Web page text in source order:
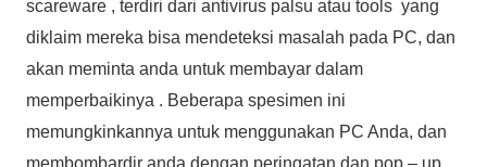
scareware , terdiri dari antivirus palsu atau tools yang
diklaim mereka bisa mendeteksi masalah pada PC, dan
akan meminta anda untuk membayar dalam
memperbaikinya . Beberapa spesimen ini
memungkinkannya untuk menggunakan PC Anda, dan
membombardir anda dengan peringatan dan pop – up,